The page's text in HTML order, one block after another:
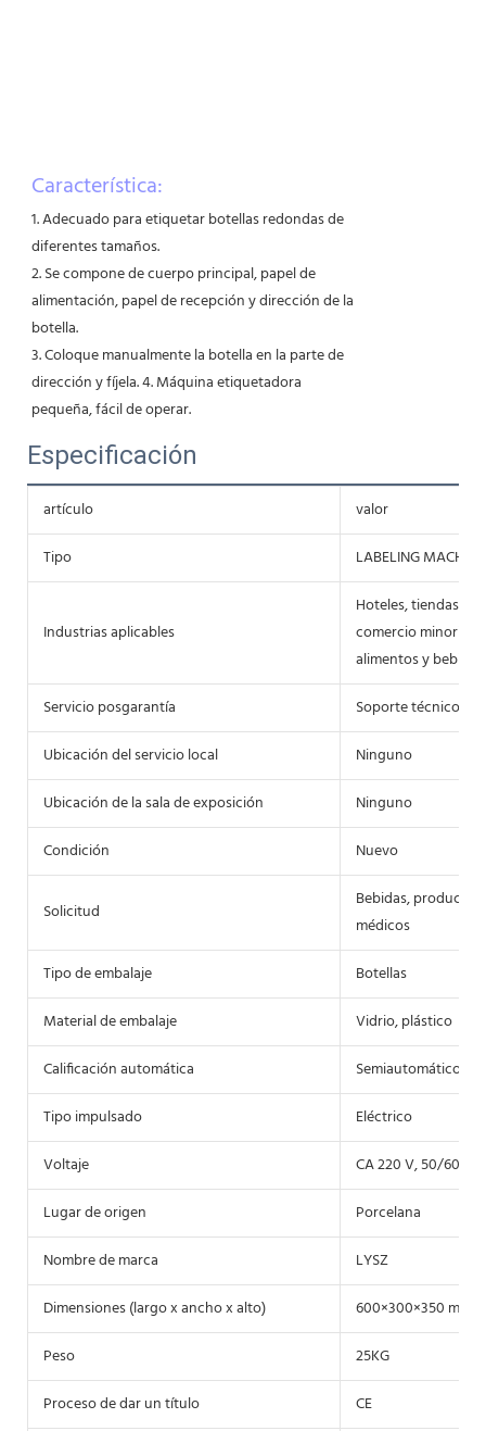
Característica:
1. Adecuado para etiquetar botellas redondas de
diferentes tamaños.
2. Se compone de cuerpo principal, papel de
alimentación, papel de recepción y dirección de la
botella.
3. Coloque manualmente la botella en la parte de
dirección y fíjela. 4. Máquina etiquetadora
pequeña, fácil de operar.
Especificación
artículo
valor
Tipo
LABELING MACHINE
Industrias aplicables
Hoteles, tiendas
comercio
alimentos y bebidas
Servicio posgarantía
Soporte técnico
Ubicación del servicio local
Ninguno
Ubicación de la sala de exposición
Ninguno
Condición
Nuevo
Solicitud
Bebidas,
médicos
Tipo de embalaje
Botellas
Material de embalaje
Vidrio, plástico
Calificación automática
Semiautomático
Tipo impulsado
Eléctrico
Voltaje
CA 220 V, 50/60
Lugar de origen
Porcelana
Nombre de marca
LYSZ
Dimensiones (largo x ancho x alto)
600×300×350 mm
Peso
25KG
Proceso de dar un título
CE